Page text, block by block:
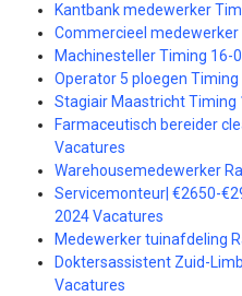
Kantbank medewerker
Commercieel
Machinesteller Timing 16-
Operator 5 ploegen
Stagiair Maastricht Timing
Farmaceutisch bereider
Vacatures
Warehousemedewerker
Servicemonteur| €2650-
2024 Vacatures
Medewerker tuinafdeling
Doktersassistent Zuid-
Vacatures